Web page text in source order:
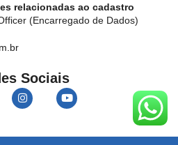
relacionadas ao cadastro
(Encarregado de Dados)
Sociais